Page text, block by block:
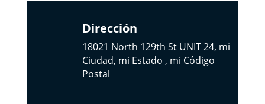
Dirección
18021 North 129th St UNIT 24, mi
Ciudad, mi Estado , mi Código
Postal